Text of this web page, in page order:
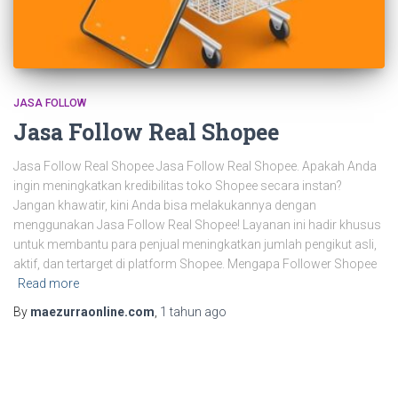
JASA FOLLOW
Jasa Follow Real Shopee
Jasa Follow Real Shopee Jasa Follow Real Shopee. Apakah Anda
ingin meningkatkan kredibilitas toko Shopee secara instan?
Jangan khawatir, kini Anda bisa melakukannya dengan
menggunakan Jasa Follow Real Shopee! Layanan ini hadir khusus
untuk membantu para penjual meningkatkan jumlah pengikut asli,
aktif, dan tertarget di platform Shopee. Mengapa Follower Shopee
Read more
By maezurraonline.com 1 tahun ago